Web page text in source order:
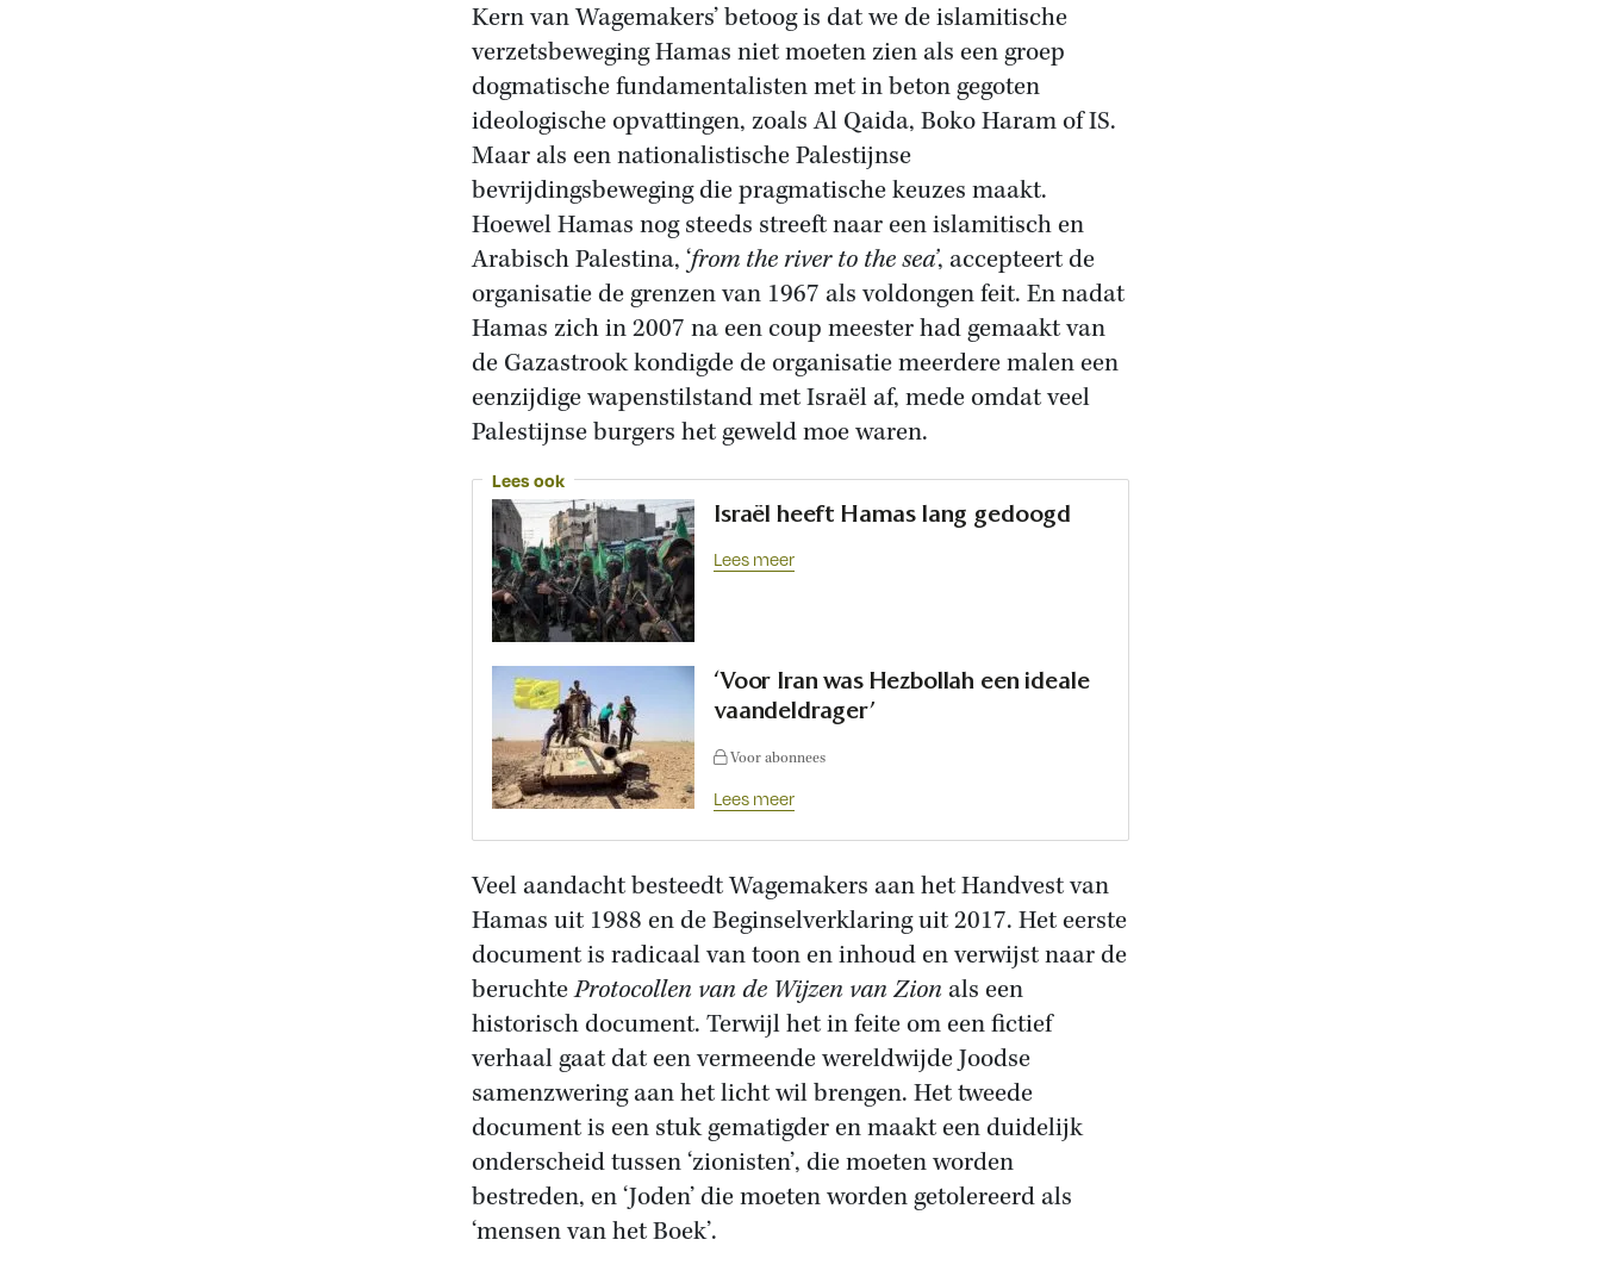
Kern van Wagemakers’ betoog is dat we de islamitische
verzetsbeweging Hamas niet moeten zien als een groep
dogmatische fundamentalisten met in beton gegoten
ideologische opvattingen, zoals Al Qaida, Boko Haram of IS.
Maar als een nationalistische Palestijnse
bevrijdingsbeweging die pragmatische keuzes maakt.
Hoewel Hamas nog steeds streeft naar een islamitisch en
Arabisch Palestina, ‘from the river to the sea’, accepteert de
organisatie de grenzen van 1967 als voldongen feit. En nadat
Hamas zich in 2007 na een coup meester had gemaakt van
de Gazastrook kondigde de organisatie meerdere malen een
eenzijdige wapenstilstand met Israël af, mede omdat veel
Palestijnse burgers het geweld moe waren.
Lees ook
Israël heeft Hamas lang gedoogd
Lees meer
‘Voor Iran was Hezbollah een ideale
vaandeldrager’
Voor abonnees
Lees meer
Veel aandacht besteedt Wagemakers aan het Handvest van
Hamas uit 1988 en de Beginselverklaring uit 2017. Het eerste
document is radicaal van toon en inhoud en verwijst naar de
beruchteProtocollen van de Wijzen van Zionals een
historisch document. Terwijl het in feite om een fictief
verhaal gaat dat een vermeende wereldwijde Joodse
samenzwering aan het licht wil brengen. Het tweede
document is een stuk gematigder en maakt een duidelijk
onderscheid tussen ‘zionisten’, die moeten worden
bestreden, en ‘Joden’ die moeten worden getolereerd als
‘mensen van het Boek’.